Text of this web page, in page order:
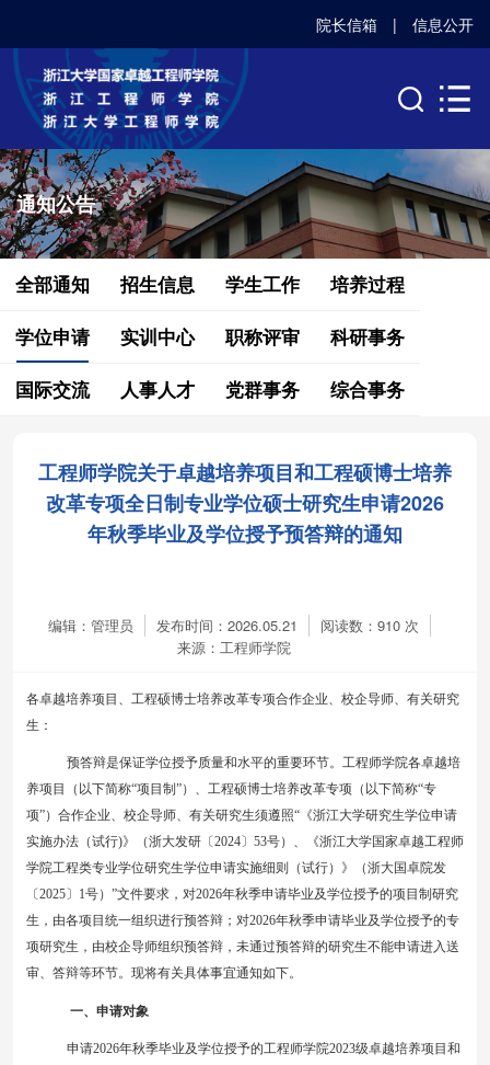
院长信箱 | 信息公开
通知公告
全部通知 招生信息 学生工作
培养过程
学位申请
实训中心 职称评审
科研事务
国际交流
人事人才 党群事务 综合事务
工程师学院关于卓越培养项目和工程硕博士培养
改革专项全日制专业学位硕士研究生申请2026
年秋季毕业及学位授予预答辩的通知
编辑：管理员 发布时间：2026.05.21 阅读数： 910 次
来源：工程师学院
各卓越培养项目 、 工程硕博士培养改革专项合作企业、校企导师、有关研究
生 ：
预答辩是保证学位授予质量和水平的重要环节。工程师学院各卓越培
养项目（ 以下简称“项目制 ”） 、工程硕博士培养改革专项 （以下简称“专
项”） 合作企业、校企导师、有关研究生须遵照“《浙江大学研究生学位申请
实施办法（试行)》（浙大发研 〔2024〕 53号）、《浙江大学国家卓越工程师
学院工程类专业学位研究生学位申请实施细则（试行）》（浙大国卓院发
〔2025〕 1号） ”文件要求，对2026年秋季申请毕业及学位授予的项目制 研究
生，由各项目统一组织进行预答辩 ； 对2026年秋季申请毕业及学位授予的专
项研究生 ， 由校企导师组织预答辩， 未通过预答辩的研究生不能申请进入送
审、答辩等环节。现将有关具体事宜通知如下。
一、申请对象
申请2026年秋季毕业及学位授予的工程师学院2023级卓越培养项目 和